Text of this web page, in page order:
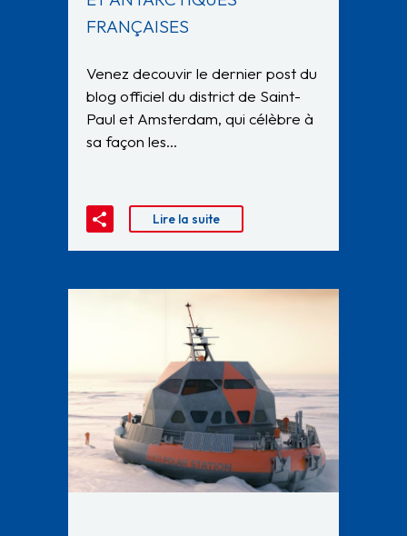
FRANÇAISES
Venez decouvir le dernier post du
blog officiel du district de Saint-
Paul et Amsterdam, qui célèbre à
sa façon les…
Lire la suite